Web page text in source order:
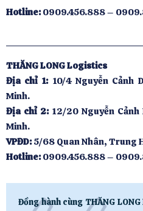
Hotline:0909.456.888 –
THĂNG LONG Logistics
Địa chỉ 1:10/4 Nguyễn Cảnh
Minh.
Địa chỉ 2:12/20 Nguyễn Cảnh
Minh.
VPĐD:5/68 Quan Nhân, Trung
Hotline:0909.456.888 –
Đồng hành cùng THĂNG